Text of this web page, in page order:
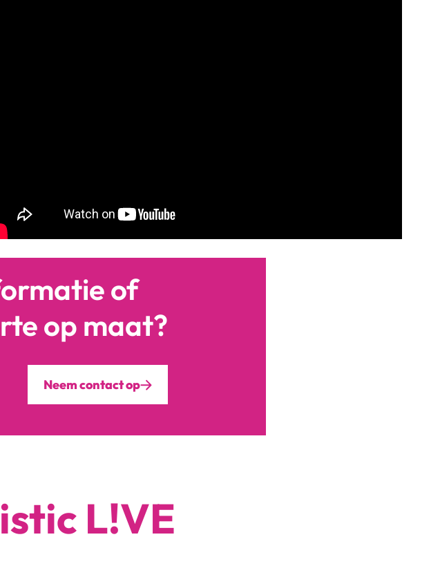
of
op maat?
Neem contact op
L!VE